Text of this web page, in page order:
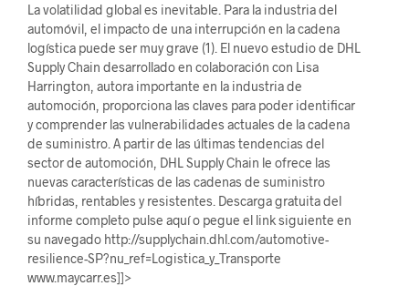
La volatilidad global es inevitable. Para la industria del
automóvil, el impacto de una interrupción en la cadena
logística puede ser muy grave (1). El nuevo estudio de DHL
Supply Chain desarrollado en colaboración con Lisa
Harrington, autora importante en la industria de
automoción, proporciona las claves para poder identificar
y comprender las vulnerabilidades actuales de la cadena
de suministro. A partir de las últimas tendencias del
sector de automoción, DHL Supply Chain le ofrece las
nuevas características de las cadenas de suministro
híbridas, rentables y resistentes. Descarga gratuita del
informe completo pulse aquí o pegue el link siguiente en
su navegado http://supplychain.dhl.com/automotive-
resilience-SP?nu_ref=Logistica_y_Transporte
www.maycarr.es]]>